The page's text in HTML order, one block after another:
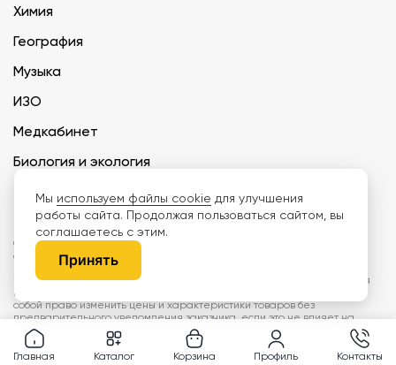
Химия
География
Музыка
ИЗО
Медкабинет
Биология и экология
Технология
ООО «Дети наше будущее» ИНН 6671165273 ОГРН 1216600030250 КПП
667101001 БИК 046577674
Информация на сайте не является публичной офертой. Изображения
могут отличаться от поставляемых товаров. Поставщик оставляет за
собой право изменить цены и характеристики товаров без
предварительного уведомления заказчика, если это не влияет на
качество поставляемой продукции. Мы используем cookie, чтобы делать
сайт лучше. Пользуясь сайтом, вы соглашаетесь справилами
обработки персональных данных и политикой конфиденциальности.
Главная Каталог Корзина Профиль Контакты
Мы используем файлы cookie для улучшения
работы сайта. Продолжая пользоваться сайтом, вы
соглашаетесь с этим.
Принять